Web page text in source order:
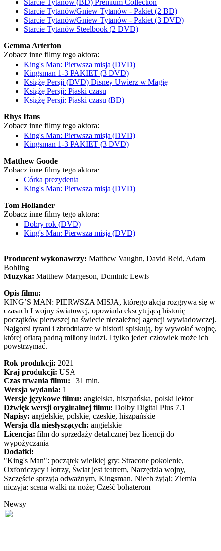
Starcie Tytanów (BD) Premium Collection
Starcie Tytanów/Gniew Tytanów - Pakiet (2 BD)
Starcie Tytanów/Gniew Tytanów - Pakiet (3 DVD)
Starcie Tytanów Steelbook (2 DVD)
Gemma Arterton
Zobacz inne filmy tego aktora:
King's Man: Pierwsza misja (DVD)
Kingsman 1-3 PAKIET (3 DVD)
Książę Persji (DVD) Disney Uwierz w Magię
Książę Persji: Piaski czasu
Książę Persji: Piaski czasu (BD)
Rhys Ifans
Zobacz inne filmy tego aktora:
King's Man: Pierwsza misja (DVD)
Kingsman 1-3 PAKIET (3 DVD)
Matthew Goode
Zobacz inne filmy tego aktora:
Córka prezydenta
King's Man: Pierwsza misja (DVD)
Tom Hollander
Zobacz inne filmy tego aktora:
Dobry rok (DVD)
King's Man: Pierwsza misja (DVD)
Producent wykonawczy: Matthew Vaughn, David Reid, Adam
Bohling
Muzyka: Matthew Margeson, Dominic Lewis
Opis filmu:
KING’S MAN: PIERWSZA MISJA, którego akcja rozgrywa się w
czasach I wojny światowej, opowiada ekscytującą historię
początków pierwszej na świecie niezależnej agencji wywiadowczej.
Najgorsi tyrani i zbrodniarze w historii spiskują, by wywołać wojnę,
której ofiarą padną miliony ludzi. I tylko jeden człowiek może ich
powstrzymać.
Rok produkcji: 2021
Kraj produkcji: USA
Czas trwania filmu: 131 min.
Wersja wydania: 1
Wersje językowe filmu: angielska, hiszpańska, polski lektor
Dźwięk wersji oryginalnej filmu: Dolby Digital Plus 7.1
Napisy: angielskie, polskie, czeskie, hiszpańskie
Wersja dla niesłyszących: angielskie
Licencja: film do sprzedaży detalicznej bez licencji do
wypożyczania
Dodatki:
"King's Man": początek wielkiej gry: Stracone pokolenie,
Oxfordczycy i łotrzy, Świat jest teatrem, Narzędzia wojny,
Szczęście sprzyja odważnym, Kingsman. Niech żyją!; Ziemia
niczyja: scena walki na noże; Cześć bohaterom
Newsy